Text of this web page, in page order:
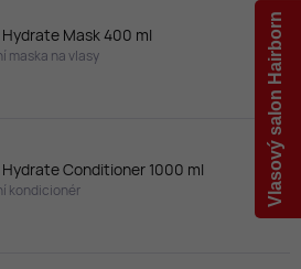
Hydrate Mask 400 ml
maska na vlasy
Hydrate Conditioner 1000 ml
kondicionér Vlasový salon Hairborn